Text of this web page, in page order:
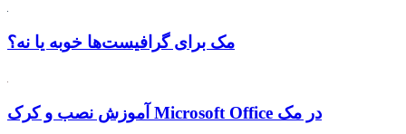
مک برای گرافیست‌ها خوبه یا نه؟
آموزش نصب و کرک Microsoft Office در مک